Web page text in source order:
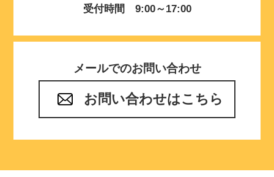
受付時間 9:00～17:00
メールでのお問い合わせ
お問い合わせはこちら